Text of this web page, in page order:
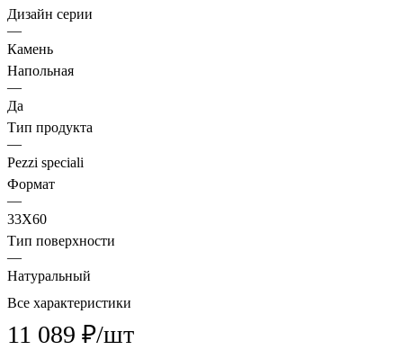
Дизайн серии
—
Камень
Напольная
—
Да
Тип продукта
—
Pezzi speciali
Формат
—
33X60
Тип поверхности
—
Натуральный
Все характеристики
11 089 ₽/шт